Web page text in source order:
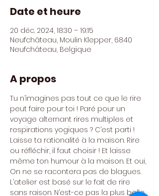
Date et heure
20 déc. 2024, 18:30 – 19:15
Neufchâteau, Moulin Klepper, 6840
Neufchâteau, Belgique
A propos
Tu n’imagines pas tout ce que le rire
peut faire pour toi ! Paré pour un
voyage alternant rires multiples et
respirations yogiques ? C’est parti !
Laisse ta rationalité à la maison. Rire
ou réfléchir, il faut choisir ! Et laisse
même ton humour à la maison. Et oui,
On ne se racontera pas de blagues.
L’atelier est basé sur le fait de rire
sans raison. N’est-ce pas la plus belle